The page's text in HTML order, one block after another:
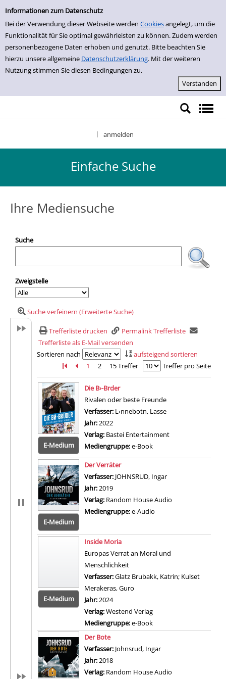
Einfache Suche
Informationen zum Datenschutz
Bei der Verwendung dieser Webseite werden Cookiesangelegt, um die
Funktionalität für Sie optimal gewährleisten zu können. Zudem werden
personenbezogene Daten erhoben und genutzt. Bitte beachten Sie
hierzu unsere allgemeine Datenschutzerklärung. Mit der weiteren
Nutzung stimmen Sie diesen Bedingungen zu.
Zur Trefferliste springen
anmelden
Einfache Suche
Ihre Mediensuche
Suche
Zweigstelle
Suche verfeinern (Erweiterte Suche)
Trefferliste drucken
Permalink Trefferliste
Trefferliste als E-Mail versenden
Sortieren nach
aufsteigend sortieren
Zur ersten Seite blättern
Zur vorherigen Seite blättern
1 2 15 Treffer Treffer pro Seite
Suchergebnis
E-Medium
Die B›-Brder
Rivalen oder beste Freunde
Verfasser: L›nnebotn, Lasse
Jahr: 2022
Verlag: Bastei Entertainment
Mediengruppe:e-Book
Zum
E-Medium
Der Verräter
Verfasser: JOHNSRUD, Ingar
Jahr: 2019
Verlag: Random House Audio
Mediengruppe:e-Audio
E-Medium
Inside Moria
Europas Verrat an Moral und
Menschlichkeit
Verfasser:Glatz Brubakk, Katrin; Kulset
Merakeras, Guro
Jahr: 2024
Verlag:Westend Verlag
Mediengruppe:e-Book
Der Bote
Verfasser: Johnsrud, Ingar
Jahr: 2018
Verlag: Random House Audio